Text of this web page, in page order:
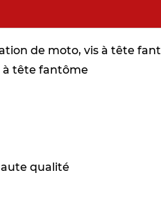
de moto, vis à tête
à tête fantôme
qualité